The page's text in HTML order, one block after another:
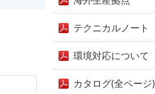
テクニカルノート
環境対応について
カタログ(全ページ)